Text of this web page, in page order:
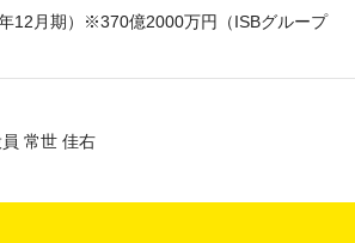
12月期）※370億2000万円（ISBグループ
常世 佳右